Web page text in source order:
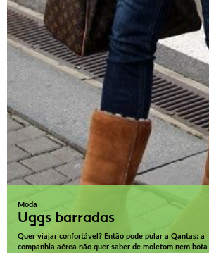
Moda
Uggs barradas
Quer viajar confortável? Então pode pular a Qantas: a
companhia aérea não quer saber de moletom nem bota